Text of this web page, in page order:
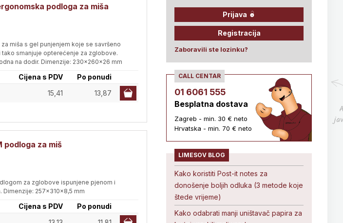
podloga za miša
miša s gel punjenjem koje se savršeno
tako smanjuje opterećenje za zglobove.
na dodir. Dimenzije: 230x260x26 mm
Cijena s PDV
Po ponudi
15,41 13,87
podloga za miš
za zglobove ispunjene pjenom i
Dimenzije: 257x310x8,5 mm
Cijena s PDV
Po ponudi
Prijava
Registracija
Zaboravili ste lozinku?
CALL CENTAR
01 6061 555
Besplatna dostava
Zagreb - min. 30 € neto
Hrvatska - min. 70 € neto
LIMESOV BLOG
Kako koristiti Post-it notes za
donošenje boljih odluka (3 metode koje
štede vrijeme)
Kako odabrati manji uništavač papira za